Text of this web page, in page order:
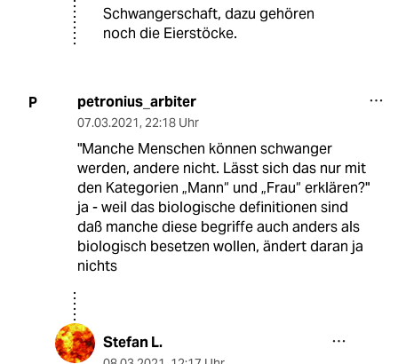
Schwangerschaft, dazu gehören
noch die Eierstöcke.
P petronius_arbiter
07.03.2021, 22:18 Uhr
"Manche Menschen können schwanger
werden, andere nicht. Lässt sich das nur mit
den Kategorien „Mann“ und „Frau“ erklären?"
ja - weil das biologische definitionen sind
daß manche diese begriffe auch anders als
biologisch besetzen wollen, ändert daran ja
nichts
Stefan L.